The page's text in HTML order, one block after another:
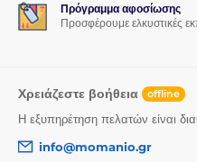
Πρόγραμμα αφοσίωσης
Προσφέρουμε ελκυστικές
Χρειάζεστε βοήθεια offline
Η εξυπηρέτηση πελατών είναι
info@momanio.gr